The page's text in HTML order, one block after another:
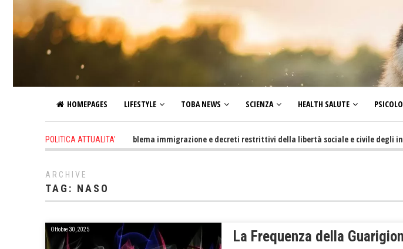
HOMEPAGES LIFESTYLE TOBA NEWS SCIENZA HEALTH SALUTE
POLITICA ATTUALITA'
1 day ago - Altro che problema immigrazione e decreti restrittivi della libertà sociale e civile degli
ARCHIVE
TAG: NASO
Ottobre 30, 2025 La Frequenza della